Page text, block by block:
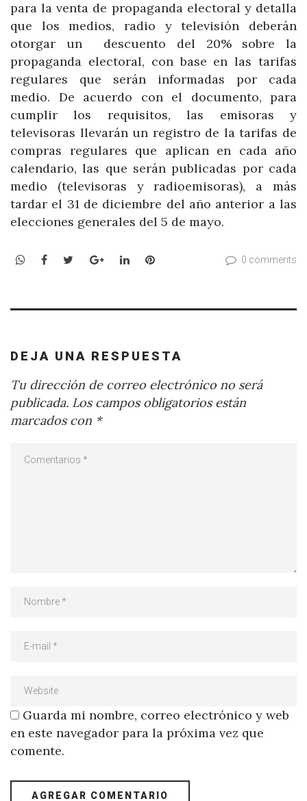
para la venta de propaganda electoral y detalla
que los medios, radio y televisión deberán
otorgar un descuento del 20% sobre la
propaganda electoral, con base en las tarifas
regulares que serán informadas por cada
medio. De acuerdo con el documento, para
cumplir los requisitos, las emisoras y
televisoras llevarán un registro de la tarifas de
compras regulares que aplican en cada año
calendario, las que serán publicadas por cada
medio (televisoras y radioemisoras), a más
tardar el 31 de diciembre del año anterior a las
elecciones generales del 5 de mayo.
WhatsApp
Facebook
TwitterGoogle+LinkedInPinterest 0 comments
DEJA UNA RESPUESTA
Tu dirección de correo electrónico no será
publicada. Los campos obligatorios están
marcados con *
Guarda mi nombre, correo electrónico y web
en este navegador para la próxima vez que
comente.